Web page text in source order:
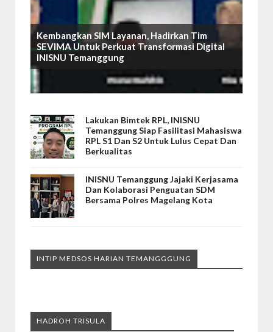
Kembangkan SIM Layanan, Hadirkan Tim
SEVIMA Untuk Perkuat Transformasi Digital
INISNU Temanggung
Lakukan Bimtek RPL, INISNU
Temanggung Siap Fasilitasi Mahasiswa
RPL S1 Dan S2 Untuk Lulus Cepat Dan
Berkualitas
INISNU Temanggung Jajaki Kerjasama
Dan Kolaborasi Penguatan SDM
Bersama Polres Magelang Kota
INTIP MEDSOS HARIAN TEMANGGGUNG
HADROH TRISULA